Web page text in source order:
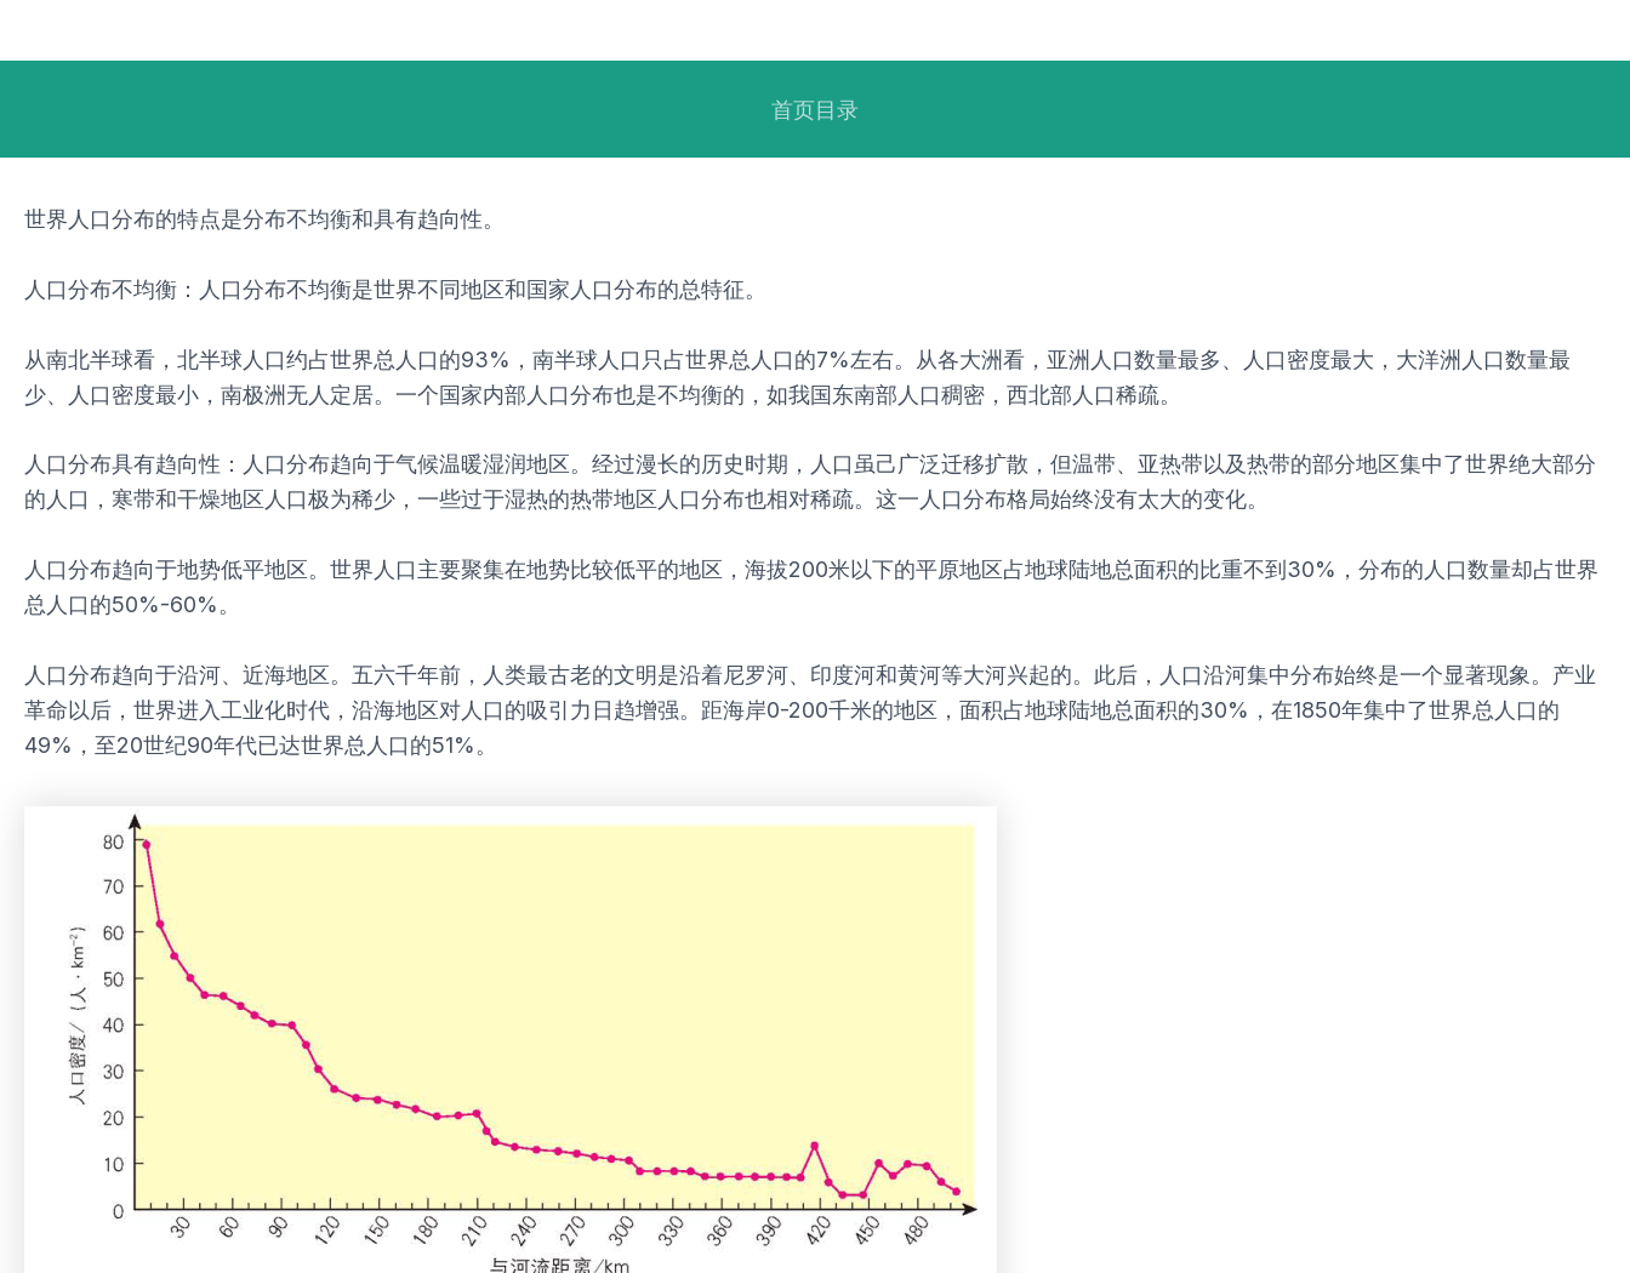
首页目录
世界人口分布的特点是分布不均衡和具有趋向性。
人口分布不均衡：人口分布不均衡是世界不同地区和国家人口分布的总特征。
从南北半球看，北半球人口约占世界总人口的93%，南半球人口只占世界总人口的7%左右。从各大洲看，亚洲人口数量最多、人口密度最大，大洋洲人口数量最
少、人口密度最小，南极洲无人定居。一个国家内部人口分布也是不均衡的，如我国东南部人口稠密，西北部人口稀疏。
人口分布具有趋向性：人口分布趋向于气候温暖湿润地区。经过漫长的历史时期，人口虽己广泛迁移扩散，但温带、亚热带以及热带的部分地区集中了世界绝大部分
的人口，寒带和干燥地区人口极为稀少，一些过于湿热的热带地区人口分布也相对稀疏。这一人口分布格局始终没有太大的变化。
人口分布趋向于地势低平地区。世界人口主要聚集在地势比较低平的地区，海拔200米以下的平原地区占地球陆地总面积的比重不到30%，分布的人口数量却占世界
总人口的50%-60%。
人口分布趋向于沿河、近海地区。五六千年前，人类最古老的文明是沿着尼罗河、印度河和黄河等大河兴起的。此后，人口沿河集中分布始终是一个显著现象。产业
革命以后，世界进入工业化时代，沿海地区对人口的吸引力日趋增强。距海岸0-200千米的地区，面积占地球陆地总面积的30%，在1850年集中了世界总人口的
49%，至20世纪90年代已达世界总人口的51%。